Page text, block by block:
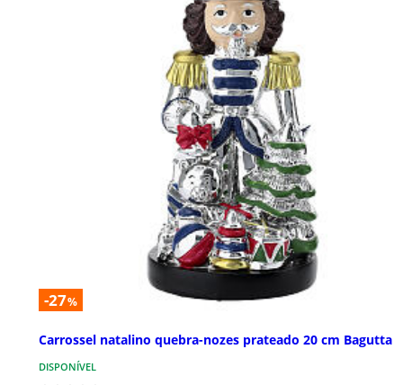
-27%
Carrossel natalino quebra-nozes prateado 20 cm Bagutta
DISPONÍVEL